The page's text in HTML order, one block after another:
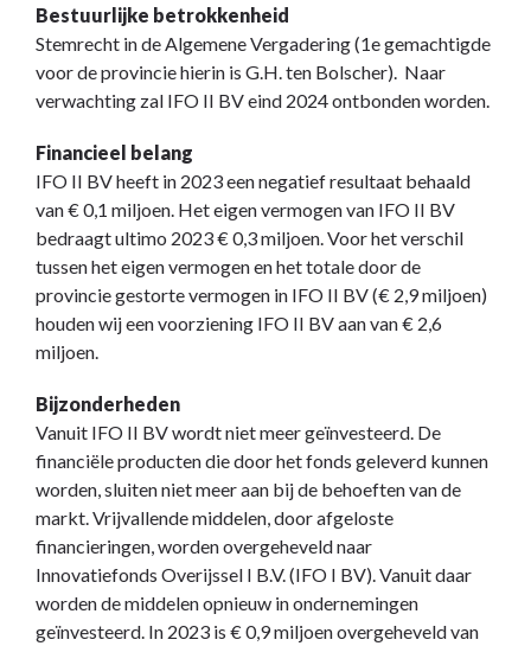
Bestuurlijke betrokkenheid
Stemrecht in de Algemene Vergadering (1e gemachtigde
voor de provincie hierin is G.H. ten Bolscher). Naar
verwachting zal IFO II BV eind 2024 ontbonden worden.
Financieel belang
IFO II BV heeft in 2023 een negatief resultaat behaald
van € 0,1 miljoen. Het eigen vermogen van IFO II BV
bedraagt ultimo 2023 € 0,3 miljoen. Voor het verschil
tussen het eigen vermogen en het totale door de
provincie gestorte vermogen in IFO II BV (€ 2,9 miljoen)
houden wij een voorziening IFO II BV aan van € 2,6
miljoen.
Bijzonderheden
Vanuit IFO II BV wordt niet meer geïnvesteerd. De
financiële producten die door het fonds geleverd kunnen
worden, sluiten niet meer aan bij de behoeften van de
markt. Vrijvallende middelen, door afgeloste
financieringen, worden overgeheveld naar
Innovatiefonds Overijssel I B.V. (IFO I BV). Vanuit daar
worden de middelen opnieuw in ondernemingen
geïnvesteerd. In 2023 is € 0,9 miljoen overgeheveld van